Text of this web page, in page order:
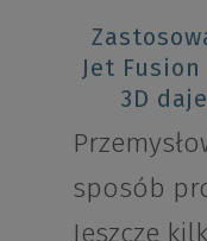
Jet
3D
sposób
Jeszcze